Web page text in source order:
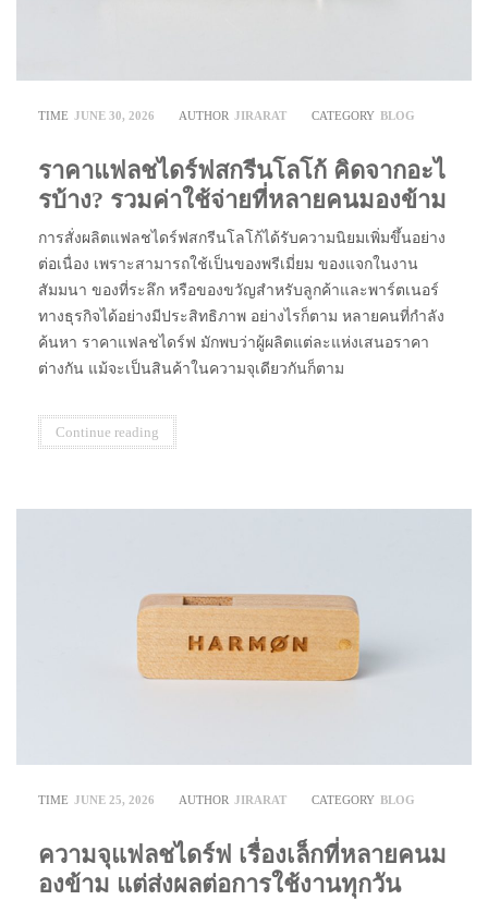
TIME JUNE 30, 2026 AUTHOR JIRARAT CATEGORY BLOG
ราคาแฟลชไดร์ฟสกรีนโลโก้ คิดจากอะไ
รบ้าง? รวมค่าใช้จ่ายที่หลายคนมองข้าม
การสั่งผลิตแฟลชไดร์ฟสกรีนโลโก้ได้รับความนิยมเพิ่มขึ้นอย่าง
ต่อเนื่อง เพราะสามารถใช้เป็นของพรีเมี่ยม ของแจกในงาน
สัมมนา ของที่ระลึก หรือของขวัญสำหรับลูกค้าและพาร์ตเนอร์
ทางธุรกิจได้อย่างมีประสิทธิภาพ อย่างไรก็ตาม หลายคนที่กำลัง
ค้นหา ราคาแฟลชไดร์ฟ มักพบว่าผู้ผลิตแต่ละแห่งเสนอราคา
ต่างกัน แม้จะเป็นสินค้าในความจุเดียวกันก็ตาม
Continue reading
TIME JUNE 25, 2026 AUTHOR JIRARAT CATEGORY BLOG
ความจุแฟลชไดร์ฟ เรื่องเล็กที่หลายคนม
องข้าม แต่ส่งผลต่อการใช้งานทุกวัน